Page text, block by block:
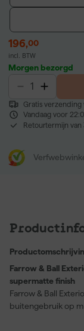
196,00
incl. BTW
Morgen bezorgd
Gratis verzending
Vandaag voor
Retourtermijn van
Farrow & Ball
supermatte finish
Farrow & Ball
buitengebruik op